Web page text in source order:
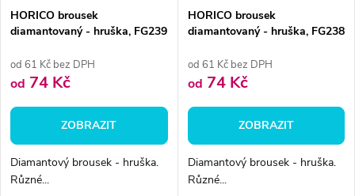
HORICO brousek
diamantovaný - hruška, FG239
od 61 Kč bez DPH
od 74 Kč
ZOBRAZIT
Diamantový brousek - hruška.
Různé...
HORICO brousek
diamantovaný - hruška, FG238
od 61 Kč bez DPH
od 74 Kč
ZOBRAZIT
Diamantový brousek - hruška.
Různé...